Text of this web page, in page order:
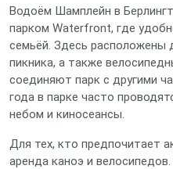
Водоём Шамплейн в
парком Waterfront, где
семьёй. Здесь расположены
пикника, а также
соединяют парк с другими
года в парке часто
небом и киносеансы.
Для тех, кто предпочитает
аренда каноэ и